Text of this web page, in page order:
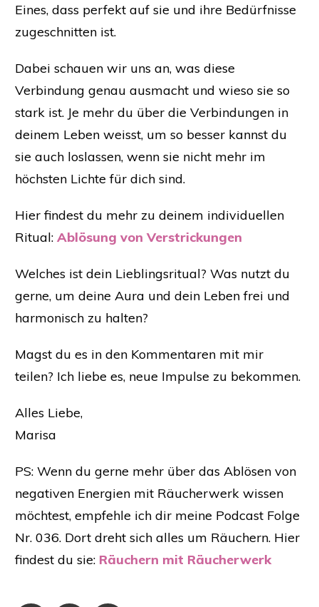
Eines, dass perfekt auf sie und ihre Bedürfnisse
zugeschnitten ist.
Dabei schauen wir uns an, was diese
Verbindung genau ausmacht und wieso sie so
stark ist. Je mehr du über die Verbindungen in
deinem Leben weisst, um so besser kannst du
sie auch loslassen, wenn sie nicht mehr im
höchsten Lichte für dich sind.
Hier findest du mehr zu deinem individuellen
Ritual: ​ Ablösung von Verstrickungen
Welches ist dein Lieblingsritual? Was nutzt du
gerne, um deine Aura und dein Leben frei und
harmonisch zu halten?
Magst du es in den Kommentaren mit mir
teilen? Ich liebe es, neue Impulse zu bekommen.
Alles Liebe,
Marisa
PS: Wenn du gerne mehr über das Ablösen von
negativen Energien mit Räucherwerk wissen
möchtest, empfehle ich dir meine Podcast Folge
Nr. 036. Dort dreht sich alles um Räuchern. Hier
findest du sie: Räuchern mit Räucherwerk